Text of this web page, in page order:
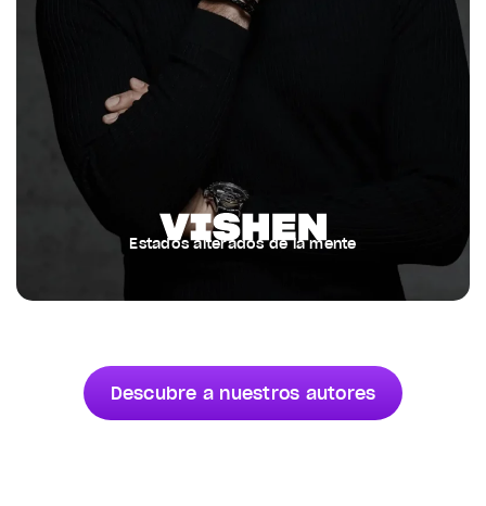
Estados alterados de la mente
Descubre a nuestros autores